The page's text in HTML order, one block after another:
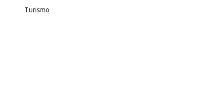
Turismo